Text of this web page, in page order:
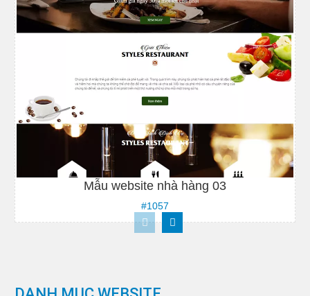
Xem demo Xem chi tiết
Mẫu website nhà hàng 03
#1057